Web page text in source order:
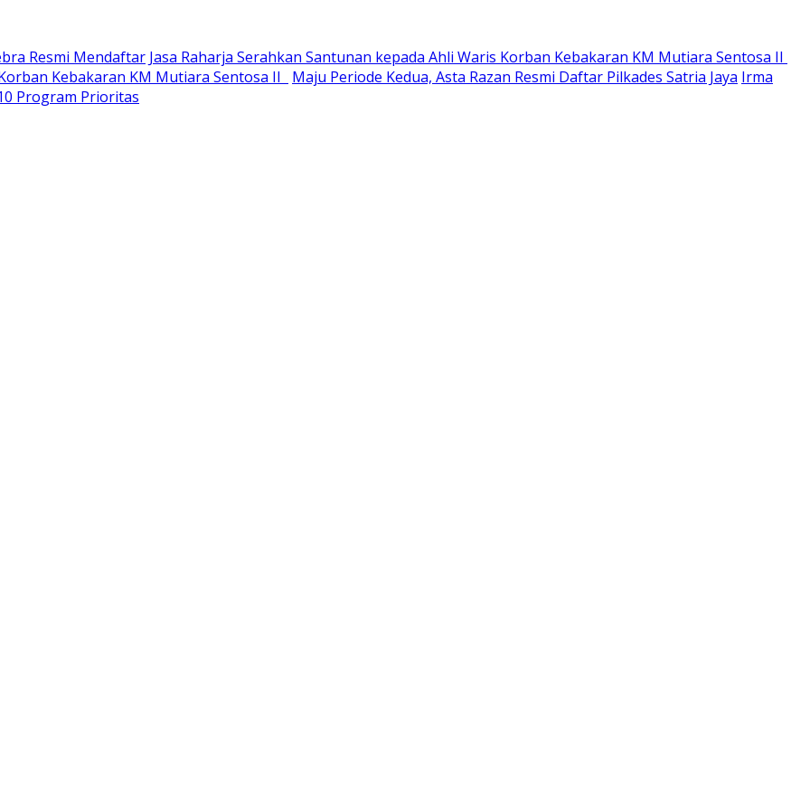
Resmi Mendaftar Jasa Raharja Serahkan Santunan kepada Ahli Waris Korban Kebakaran KM Mutiara Sentosa II
Kebakaran KM Mutiara Sentosa II
Maju Periode Kedua, Asta Razan Resmi Daftar Pilkades Satria Jaya Irma
Program Prioritas